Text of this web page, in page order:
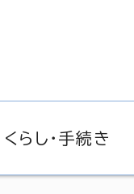
くらし・手続き